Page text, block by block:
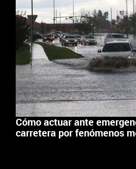
Cómo actuar ante
carretera por fenómenos